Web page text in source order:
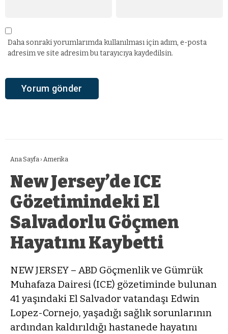
Daha sonraki yorumlarımda kullanılması için adım, e-posta
adresim ve site adresim bu tarayıcıya kaydedilsin.
Ana Sayfa › Amerika
New Jersey’de ICE
Gözetimindeki El
Salvadorlu Göçmen
Hayatını Kaybetti
NEW JERSEY – ABD Göçmenlik ve Gümrük
Muhafaza Dairesi (ICE) gözetiminde bulunan
41 yaşındaki El Salvador vatandaşı Edwin
Lopez-Cornejo, yaşadığı sağlık sorunlarının
ardından kaldırıldığı hastanede hayatını